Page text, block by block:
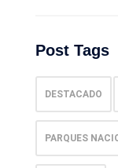
Post Tags
DESTACADO
PARQUES